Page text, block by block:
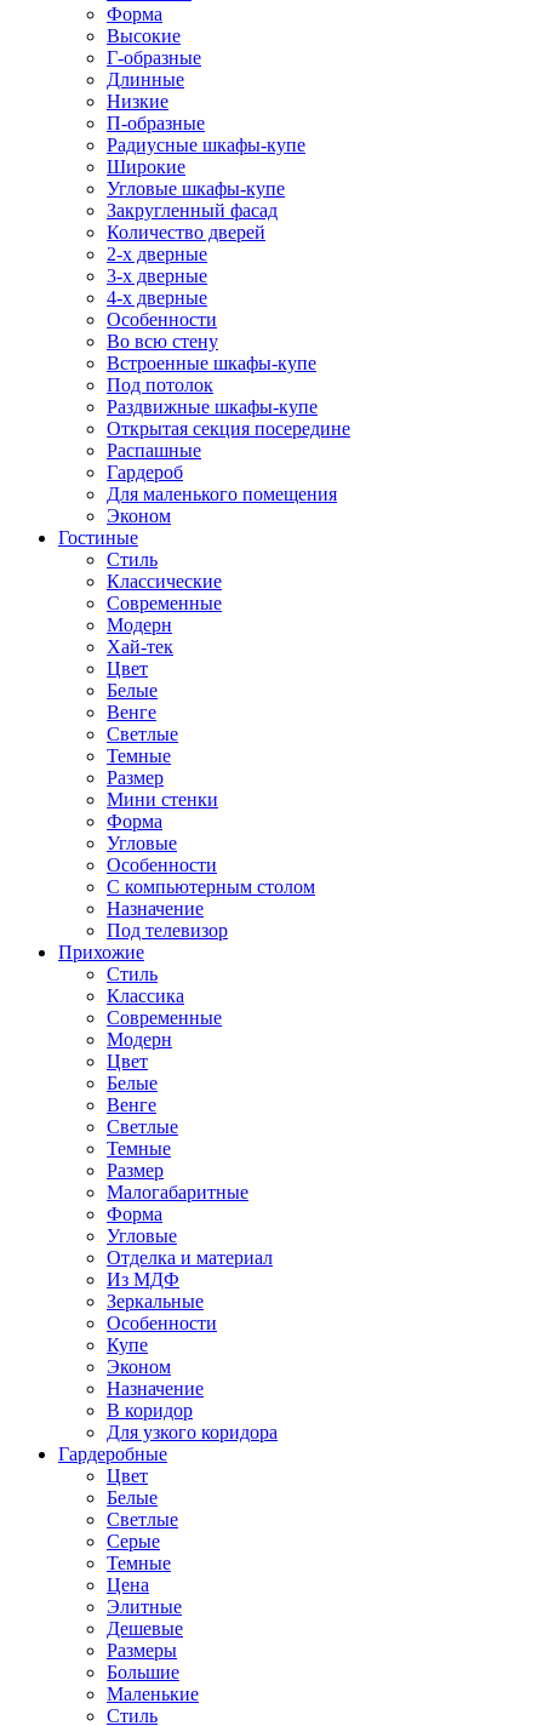
Форма
Высокие
Г-образные
Длинные
Низкие
П-образные
Радиусные шкафы-купе
Широкие
Угловые шкафы-купе
Закругленный фасад
Количество дверей
2-х дверные
3-х дверные
4-х дверные
Особенности
Во всю стену
Встроенные шкафы-купе
Под потолок
Раздвижные шкафы-купе
Открытая секция посередине
Распашные
Гардероб
Для маленького помещения
Эконом
Гостиные
Стиль
Классические
Современные
Модерн
Хай-тек
Цвет
Белые
Венге
Светлые
Темные
Размер
Мини стенки
Форма
Угловые
Особенности
С компьютерным столом
Назначение
Под телевизор
Прихожие
Стиль
Классика
Современные
Модерн
Цвет
Белые
Венге
Светлые
Темные
Размер
Малогабаритные
Форма
Угловые
Отделка и материал
Из МДФ
Зеркальные
Особенности
Купе
Эконом
Назначение
В коридор
Для узкого коридора
Гардеробные
Цвет
Белые
Светлые
Серые
Темные
Цена
Элитные
Дешевые
Размеры
Большие
Маленькие
Стиль